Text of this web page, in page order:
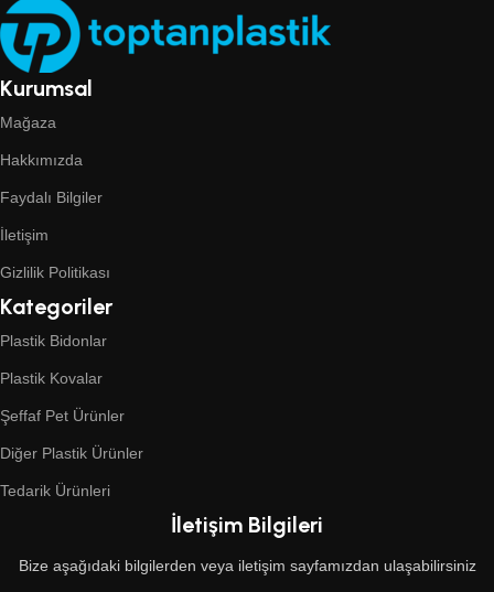
Kurumsal
Mağaza
Hakkımızda
Faydalı Bilgiler
İletişim
Gizlilik Politikası
Kategoriler
Plastik Bidonlar
Plastik Kovalar
Şeffaf Pet Ürünler
Diğer Plastik Ürünler
Tedarik Ürünleri
İletişim Bilgileri
Bize aşağıdaki bilgilerden veya iletişim sayfamızdan ulaşabilirsiniz